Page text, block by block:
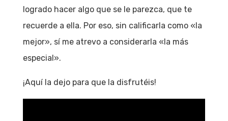
logrado hacer algo que se le parezca, que te
recuerde a ella. Por eso, sin calificarla como «la
mejor», sí me atrevo a considerarla «la más
especial».
¡Aquí la dejo para que la disfrutéis!